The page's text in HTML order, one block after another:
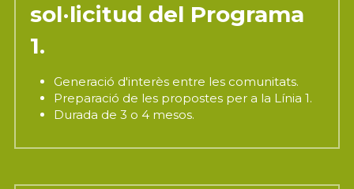
sol·licitud del Programa
1.
Generació d'interès entre les comunitats.
Preparació de les propostes per a la Línia 1.
Durada de 3 o 4 mesos.